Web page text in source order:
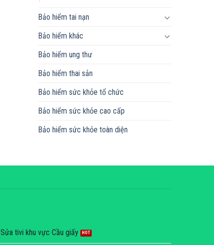
Bảo hiểm tai nạn
Bảo hiểm khác
Bảo hiểm ung thư
Bảo hiểm thai sản
Bảo hiểm sức khỏe tổ chức
Bảo hiểm sức khỏe cao cấp
Bảo hiểm sức khỏe toàn diện
Sửa tivi khu vực Cầu giấy